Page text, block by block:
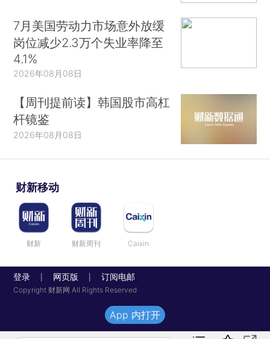
7月美国劳动力市场意外放缓
岗位减少2.3万个失业率降至
4.1%
2026年08月08日
【周刊提前读】韩国股市高杠
杆镜鉴
2026年08月08日
财新移动
财新 财新周刊 Caixin
登录 网页版 订阅电邮
Copyright 财新网 All Rights Reserved
App 内打开